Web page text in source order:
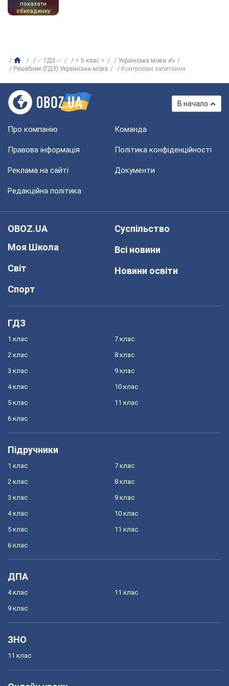
показати
обкладинку
✅ ГДЗ ✅ ⚡ 5 клас ⚡
Українська мова ✍
Решебник (ГДЗ) Українська мова
Контрольні запитання
В начало
Про компанію Команда
Правова інформація Політика конфіденційності
Реклама на сайті Документи
Редакційна політика
OBOZ.UA
Моя Школа
Світ
Спорт
Суспільство
Всі новини
Новини освіти
ГДЗ
1 клас
2 клас
3 клас
4 клас
5 клас
6 клас
7 клас
8 клас
9 клас
10 клас
11 клас
Підручники
1 клас
2 клас
3 клас
4 клас
5 клас
6 клас
7 клас
8 клас
9 клас
10 клас
11 клас
ДПА
4 клас
9 клас
11 клас
ЗНО
11 клас